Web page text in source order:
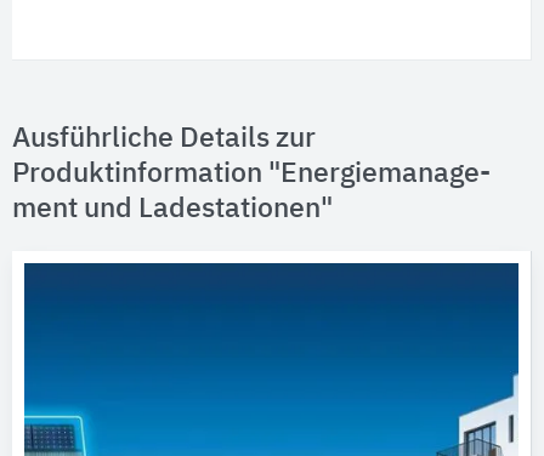
Ausführliche Details zur
Produktinformation "Ener­gie­ma­na­ge­
ment und La­de­sta­ti­o­nen"